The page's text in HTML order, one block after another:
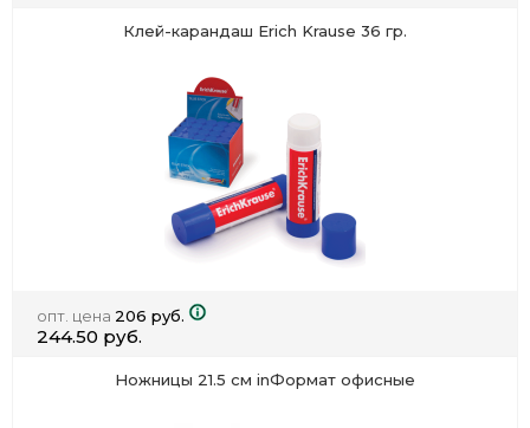
Клей-карандаш Erich Krause 36 гр.
опт. цена 206 руб.
244.50 руб.
Ножницы 21.5 см inФормат офисные